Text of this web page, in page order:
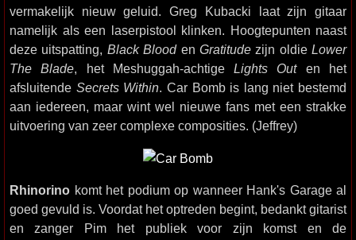
vermakelijk nieuw geluid. Greg Kubacki laat zijn gitaar
namelijk als een laserpistool klinken. Hoogtepunten naast
deze uitspatting, Black Blooden Gratitudezijn oldie Lower
The Blade, het Meshuggah-achtigeLights Outen het
afsluitende Secrets Within. Car Bomb is lang niet bestemd
aan iedereen, maar wint wel nieuwe fans met een strakke
uitvoering van zeer complexe composities. (Jeffrey)
Rhinorino komt het podium op wanneer Hank's Garage al
goed gevuld is. Voordat het optreden begint, bedankt gitarist
en zanger Pim het publiek voor zijn komst en de